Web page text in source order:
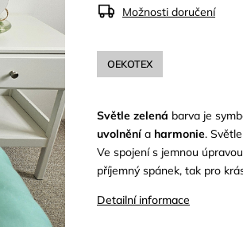
OEKOTEX
Světle zelená barva je
uvolněnía harmonie.
Ve spojení s jemnou
příjemný spánek, tak pro
Detailní informace
Možnosti doručení